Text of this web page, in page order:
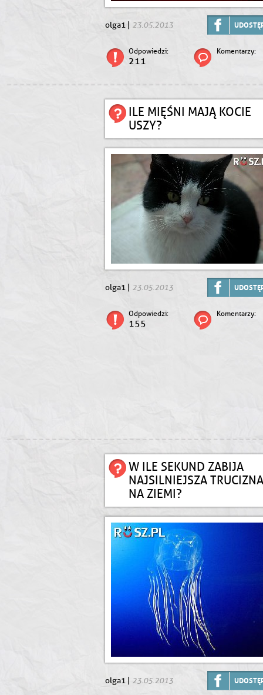
olga1 | 23.05.2013
Odpowiedzi:
211
Komentarzy:
ILE MIĘŚNI MAJĄ KOCIE
USZY?
olga1 | 23.05.2013
Odpowiedzi:
155
Komentarzy:
W ILE SEKUND ZABIJA
NAJSILNIEJSZA TRUCIZNA
NA ZIEMI?
olga1 | 23.05.2013